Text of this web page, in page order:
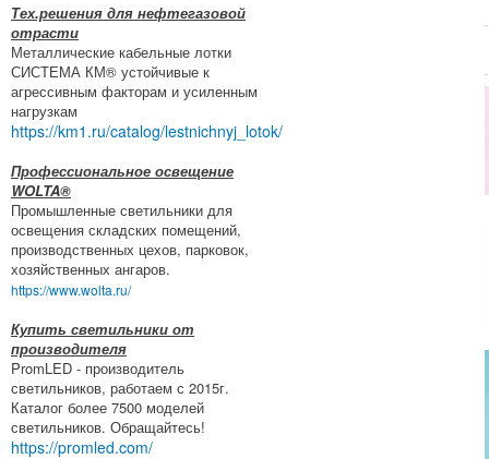
Тех.решения для нефтегазовой
отрасти
Металлические кабельные лотки
СИСТЕМА КМ® устойчивые к
агрессивным факторам и усиленным
нагрузкам
https://km1.ru/catalog/lestnichnyj_lotok/
Профессиональное освещение
WOLTA®
Промышленные светильники для
освещения складских помещений,
производственных цехов, парковок,
хозяйственных ангаров.
https://www.wolta.ru/
Купить светильники от
производителя
PromLED - производитель
светильников, работаем с 2015г.
Каталог более 7500 моделей
светильников. Обращайтесь!
https://promled.com/